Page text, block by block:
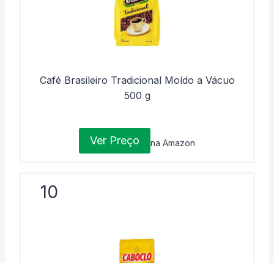
Café Brasileiro Tradicional Moído a Vácuo
500 g
Ver Preço na Amazon
10